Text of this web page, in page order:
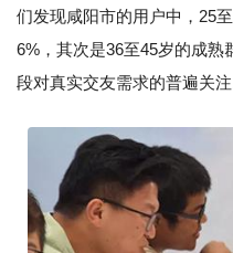
们发现咸阳市的用户中，25
6%，其次是36至45岁的成熟
段对真实交友需求的普遍关注